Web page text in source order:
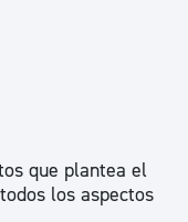
que plantea el
los aspectos